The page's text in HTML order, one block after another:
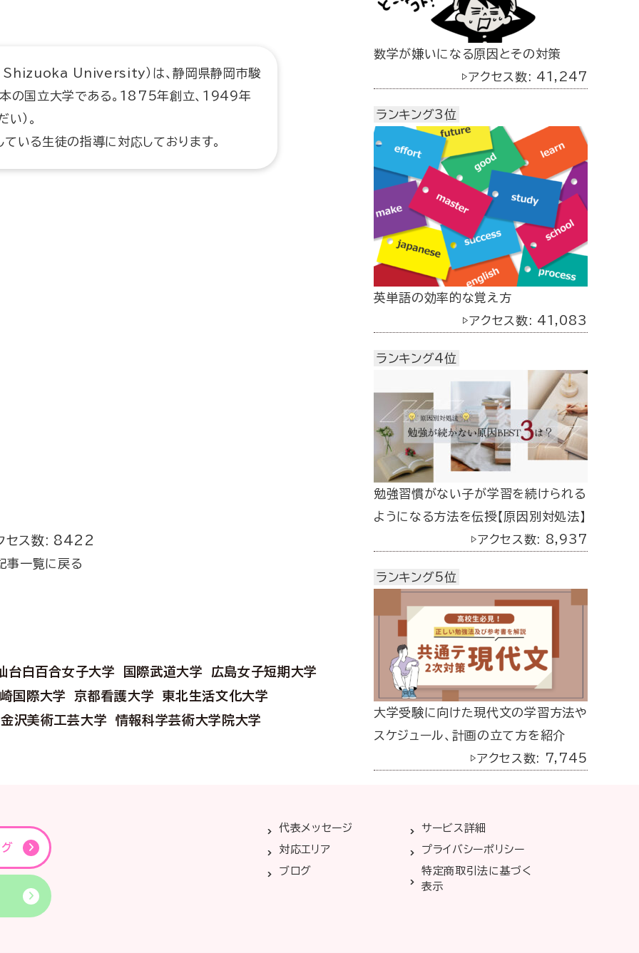
: Shizuoka University）は、静岡県静岡市駿
の国立大学である。1875年創立、1949年
）。
いる生徒の指導に対応しております。
セス数: 8422
事一覧に戻る
台白百合女子大学 国際武道大学
広島女子短期大学
国際大学 京都看護大学
東北生活文化大学
金沢美術工芸大学
情報科学芸術大学院大学
数学が嫌いになる原因とその対策
▷アクセス数: 41,247
ランキング3位
英単語の効率的な覚え方
▷アクセス数: 41,083
ランキング4位
勉強習慣がない子が学習を続けられる
ようになる方法を伝授【原因別対処法】
▷アクセス数: 8,937
ランキング5位
大学受験に向けた現代文の学習方法や
スケジュール、計画の立て方を紹介
▷アクセス数: 7,745
代表メッセージ
サービス詳細
対応エリア
プライバシーポリシー
ブログ
特定商取引法に基づく
表示